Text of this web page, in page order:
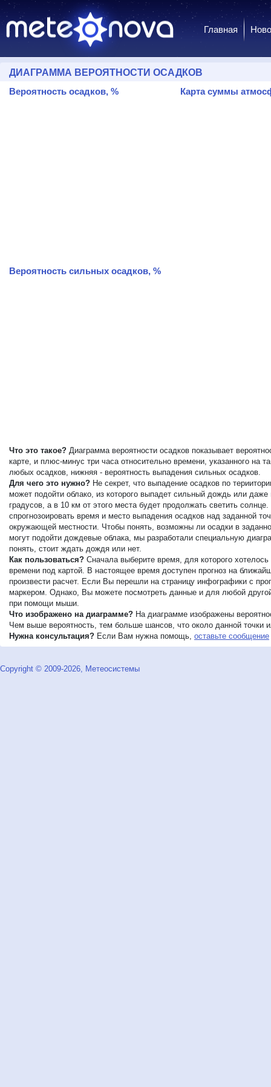
Главная
ДИАГРАММА ВЕРОЯТНОСТИ ОСАДКОВ
Вероятность осадков, %
Вероятность сильных осадков, %
Карта суммы
Что это такое? Диаграмма вероятности осадков показывает
карте, и плюс-минус три часа относительно времени, указанного
любых осадков, нижняя - вероятность выпадения сильных осадков.
Для чего это нужно? Не секрет, что выпадение осадков по
может подойти облако, из которого выпадет сильный дождь или
градусов, а в 10 км от этого места будет продолжать светить
спрогнозоировать время и место выпадения осадков над заданной
окружающей местности. Чтобы понять, возможны ли осадки в
могут подойти дождевые облака, мы разработали специальную
понять, стоит ждать дождя или нет.
Как пользоваться? Сначала выберите время, для которого
времени под картой. В настоящее время доступен прогноз на
произвести расчет. Если Вы перешли на страницу инфографики с
маркером. Однако, Вы можете посмотреть данные и для любой
при помощи мыши.
Что изображено на диаграмме? На диаграмме изображены
Чем выше вероятность, тем больше шансов, что около данной точки
Нужна консультация? Если Вам нужна помощь, оставьте сообщение
Copyright © 2009-2026, Метеосистемы